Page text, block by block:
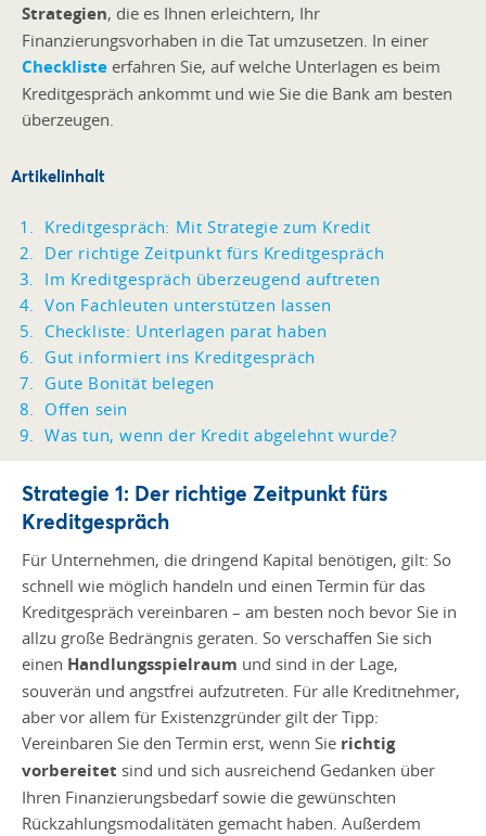
Strategien, die es Ihnen erleichtern, Ihr
Finanzierungsvorhaben in die Tat umzusetzen. In einer
Checkliste erfahren Sie, auf welche Unterlagen es beim
Kreditgespräch ankommt und wie Sie die Bank am besten
überzeugen.
Artikelinhalt
Kreditgespräch: Mit Strategie zum Kredit
Der richtige Zeitpunkt fürs Kreditgespräch
Im Kreditgespräch überzeugend auftreten
Von Fachleuten unterstützen lassen
Checkliste: Unterlagen parat haben
Gut informiert ins Kreditgespräch
Gute Bonität belegen
Offen sein
Was tun, wenn der Kredit abgelehnt wurde?
Strategie 1: Der richtige Zeitpunkt fürs
Kreditgespräch
Für Unternehmen, die dringend Kapital benötigen, gilt: So
schnell wie möglich handeln und einen Termin für das
Kreditgespräch vereinbaren – am besten noch bevor Sie in
allzu große Bedrängnis geraten. So verschaffen Sie sich
einen Handlungsspielraum und sind in der Lage,
souverän und angstfrei aufzutreten. Für alle Kreditnehmer,
aber vor allem für Existenzgründer gilt der Tipp:
Vereinbaren Sie den Termin erst, wenn Sie richtig
vorbereitet sind und sich ausreichend Gedanken über
Ihren Finanzierungsbedarf sowie die gewünschten
Rückzahlungsmodalitäten gemacht haben. Außerdem